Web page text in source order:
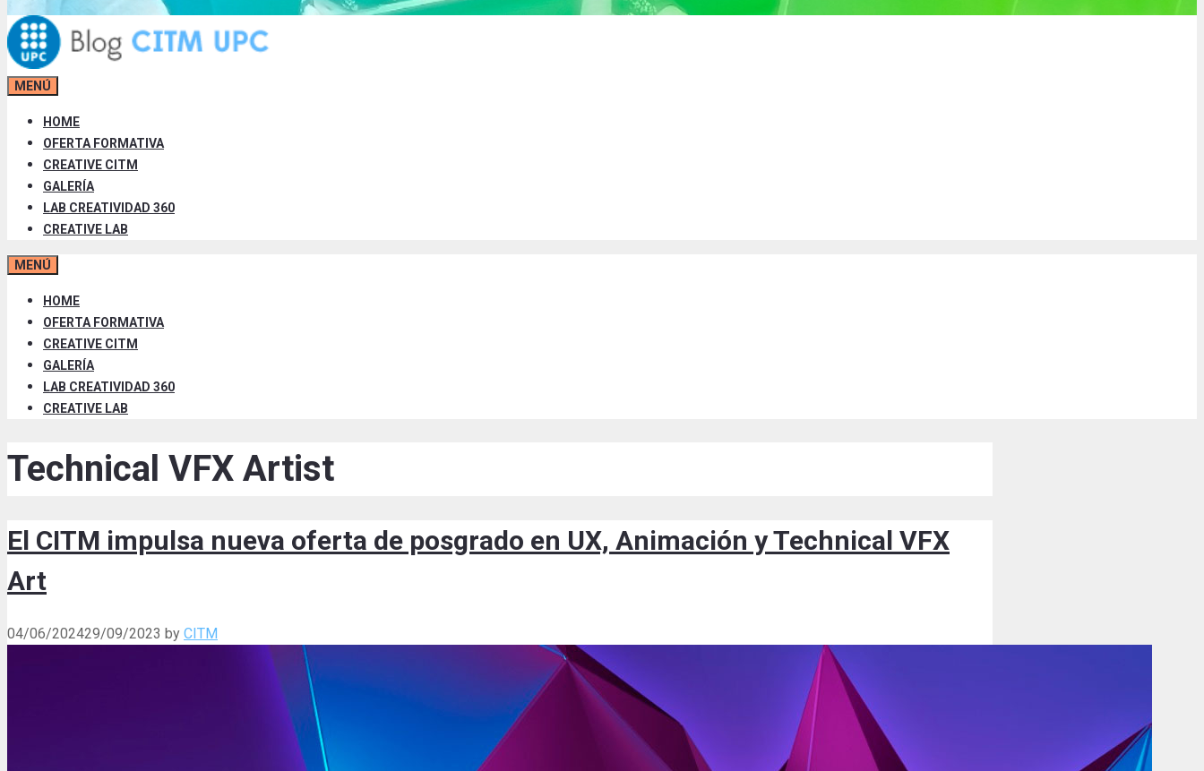
MENÚ
HOME
OFERTA FORMATIVA
CREATIVE CITM
GALERÍA
LAB CREATIVIDAD 360
CREATIVE LAB
MENÚ
HOME
OFERTA FORMATIVA
CREATIVE CITM
GALERÍA
LAB CREATIVIDAD 360
CREATIVE LAB
Technical VFX Artist
El CITM impulsa nueva oferta de posgrado en UX, Animación y Technical VFX
Art
04/06/202429/09/2023 by CITM